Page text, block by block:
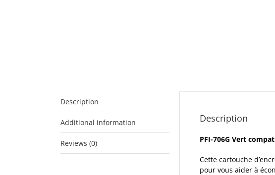
Description
Additional information
Reviews (0)
Description
PFI-706G Vert
Cette cartouche
pour vous aider à